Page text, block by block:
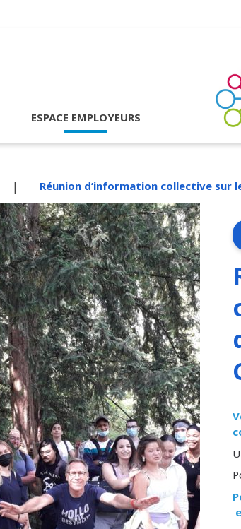
ESPACE EMPLOYEURS
Réunion d’information collective sur